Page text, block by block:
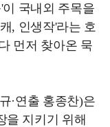
국내외 주목을
, 인생작'라는 호
먼저 찾아온 묵
·연출 홍종찬)은
을 지키기 위해